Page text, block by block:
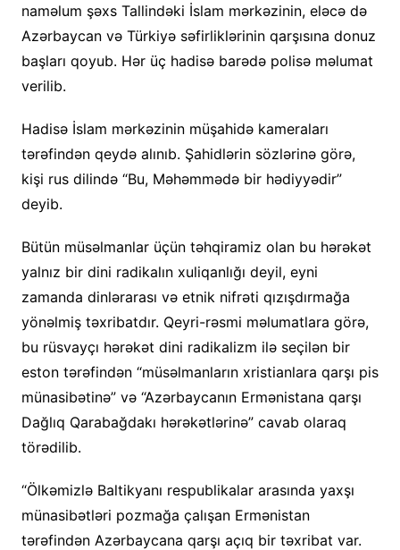
naməlum şəxs Tallindəki İslam mərkəzinin, eləcə də
Azərbaycan və Türkiyə səfirliklərinin qarşısına donuz
başları qoyub. Hər üç hadisə barədə polisə məlumat
verilib.
Hadisə İslam mərkəzinin müşahidə kameraları
tərəfindən qeydə alınıb. Şahidlərin sözlərinə görə,
kişi rus dilində “Bu, Məhəmmədə bir hədiyyədir”
deyib.
Bütün müsəlmanlar üçün təhqiramiz olan bu hərəkət
yalnız bir dini radikalın xuliqanlığı deyil, eyni
zamanda dinlərarası və etnik nifrəti qızışdırmağa
yönəlmiş təxribatdır. Qeyri-rəsmi məlumatlara görə,
bu rüsvayçı hərəkət dini radikalizm ilə seçilən bir
eston tərəfindən “müsəlmanların xristianlara qarşı pis
münasibətinə” və “Azərbaycanın Ermənistana qarşı
Dağlıq Qarabağdakı hərəkətlərinə” cavab olaraq
törədilib.
“Ölkəmizlə Baltikyanı respublikalar arasında yaxşı
münasibətləri pozmağa çalışan Ermənistan
tərəfindən Azərbaycana qarşı açıq bir təxribat var.